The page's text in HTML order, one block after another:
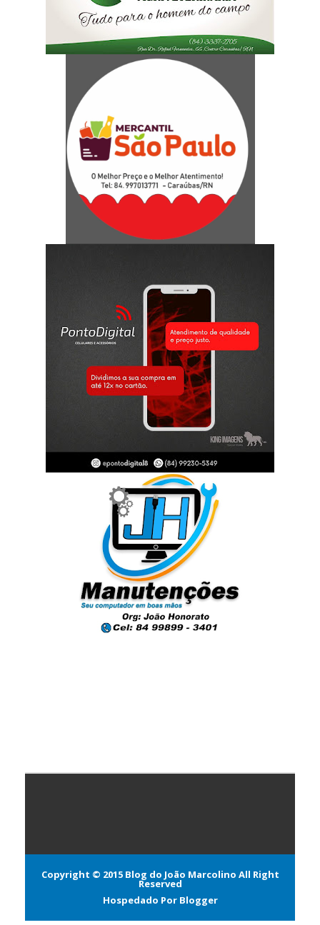
Copyright © 2015 Blog do João Marcolino All Right
Reserved
Hospedado Por Blogger